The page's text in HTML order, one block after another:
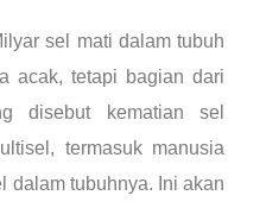
sel mati dalam tubuh
acak, tetapi bagian dari
disebut kematian sel
termasuk manusia
dalam tubuhnya. Ini akan